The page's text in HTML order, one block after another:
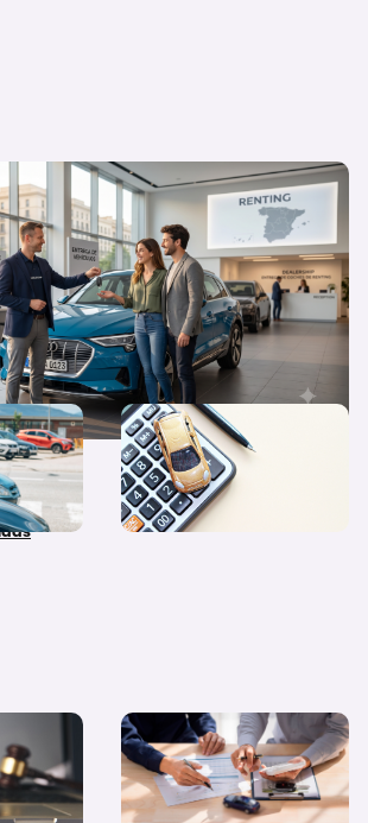
propiedad: ¿Por qué el
cada vez más en España?
entre
de
0?
Quiero un coche nuevo… ¿lo
pago al contado o financio
su compra?
pública:
en
Diferencias entre
financiación y renting ¿Cuál
me interesa más?